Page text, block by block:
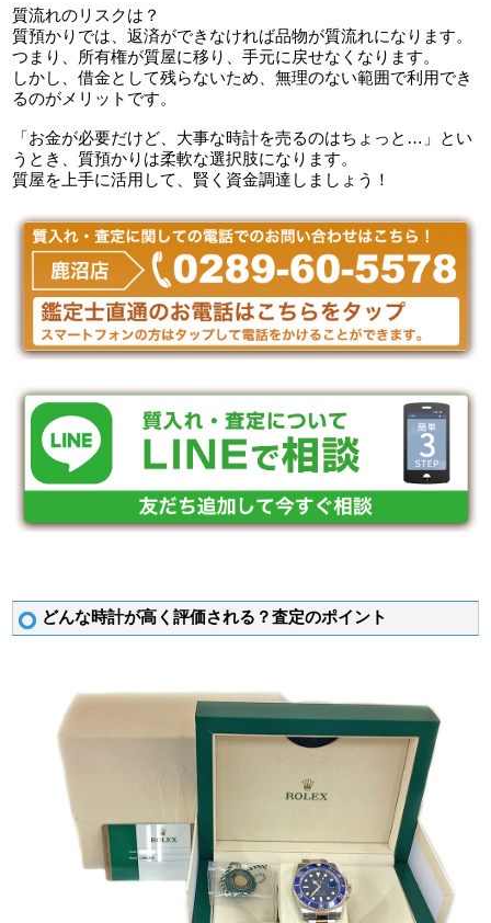
質流れのリスクは？
質預かりでは、返済ができなければ品物が質流れになります。
つまり、所有権が質屋に移り、手元に戻せなくなります。
しかし、借金として残らないため、無理のない範囲で利用でき
るのがメリットです。
「お金が必要だけど、大事な時計を売るのはちょっと…」とい
うとき、質預かりは柔軟な選択肢になります。
質屋を上手に活用して、賢く資金調達しましょう！
どんな時計が高く評価される？査定のポイント